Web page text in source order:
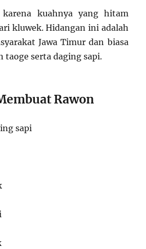
karena kuahnya yang hitam
kluwek. Hidangan ini adalah
Jawa Timur dan biasa
taoge serta daging sapi.
Rawon
sapi